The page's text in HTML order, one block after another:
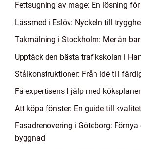
Fettsugning av mage: En lösning
Låssmed i Eslöv: Nyckeln till
Takmålning i Stockholm: Mer än
Upptäck den bästa trafikskolan i
Stålkonstruktioner: Från idé till
Få expertisens hjälp med
Att köpa fönster: En guide till
Fasadrenovering i Göteborg:
byggnad